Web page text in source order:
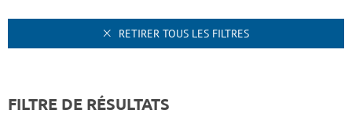
RETIRER TOUS LES FILTRES
FILTRE DE RÉSULTATS